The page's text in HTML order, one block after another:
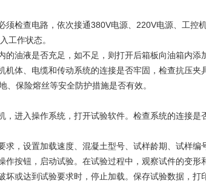
检查电路，依次接通380V电源、220V电源、工控
工作状态。
油液是否充足，如不足，则打开后箱板向油箱内添
体、电缆和传动系统的连接是否牢固，检查抗压夹
、保险熔丝等安全防护措施是否有效。
进入操作系统，打开试验软件。检查系统的连接是
，设置加载速度、混凝土型号、试样龄期、试样编
按钮，启动试验。在试验过程中，观察试件的变形
或达到试验要求时，停止加载。保存试验数据，打